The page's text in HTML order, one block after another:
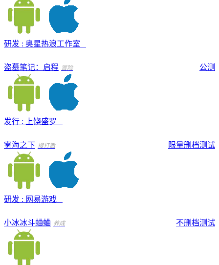
研发 : 奥星热浪工作室
盗墓笔记：启程 冒险 公测
发行 : 上饶盛罗
雾海之下 搜打撤 限量删档测试
研发 : 网易游戏
小冰冰斗蛐蛐 养成 不删档测试